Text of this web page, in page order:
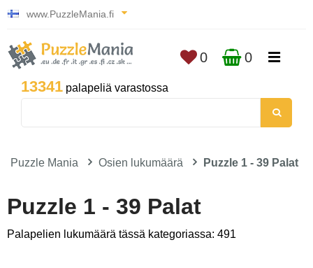
www.PuzzleMania.fi
13341 palapeliä varastossa
0 0
Puzzle Mania Osien lukumäärä Puzzle 1 - 39 Palat
Puzzle 1 - 39 Palat
Palapelien lukumäärä tässä kategoriassa: 491